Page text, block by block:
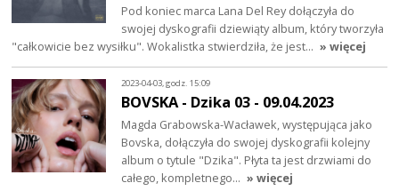
Pod koniec marca Lana Del Rey dołączyła do
swojej dyskografii dziewiąty album, który tworzyła
"całkowicie bez wysiłku". Wokalistka stwierdziła, że jest… » więcej
2023-04-03, godz. 15:09
BOVSKA - Dzika 03 - 09.04.2023
Magda Grabowska-Wacławek, występująca jako
Bovska, dołączyła do swojej dyskografii kolejny
album o tytule "Dzika". Płyta ta jest drzwiami do
całego, kompletnego… » więcej